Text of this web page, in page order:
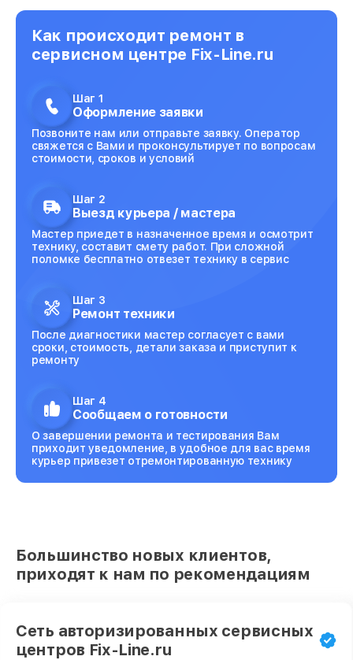
Как происходит ремонт в
сервисном центре Fix-Line.ru
Шаг 1
Оформление заявки
Позвоните нам или отправьте заявку. Оператор
свяжется с Вами и проконсультирует по вопросам
стоимости, сроков и условий
Шаг 2
Выезд курьера / мастера
Мастер приедет в назначенное время и осмотрит
технику, составит смету работ. При сложной
поломке бесплатно отвезет технику в сервис
Шаг 3
Ремонт техники
После диагностики мастер согласует с вами
сроки, стоимость, детали заказа и приступит к
ремонту
Шаг 4
Сообщаем о готовности
О завершении ремонта и тестирования Вам
приходит уведомление, в удобное для вас время
курьер привезет отремонтированную технику
Большинство новых клиентов,
приходят к нам по рекомендациям
Сеть авторизированных сервисных
центров Fix-Line.ru